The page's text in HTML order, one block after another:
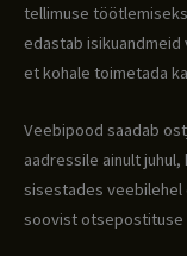
tellimuse
edastab
et kohale toimetada
Veebipood saadab
aadressile ainult
sisestades veebilehel
soovist otsepostituse